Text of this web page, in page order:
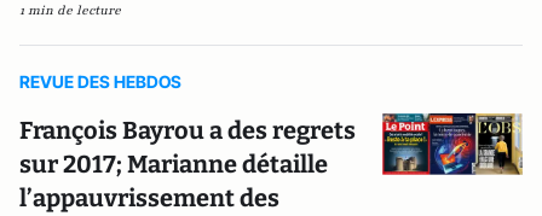
1 min de lecture
REVUE DES HEBDOS
François Bayrou a des regrets
sur 2017; Marianne détaille
l’appauvrissement des